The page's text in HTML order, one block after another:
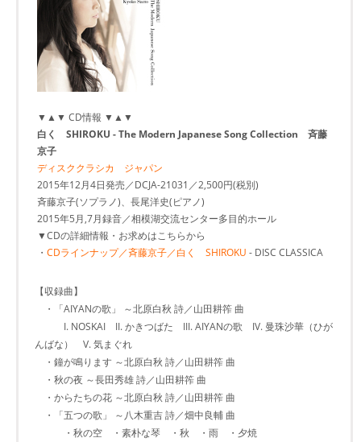
▼▲▼ CD情報 ▼▲▼
白く SHIROKU - The Modern Japanese Song Collection 斉藤
京子
ディスククラシカ ジャパン
2015年12月4日発売／DCJA-21031／2,500円(税別)
斉藤京子(ソプラノ)、長尾洋史(ピアノ)
2015年5月,7月録音／相模湖交流センター多目的ホール
▼CDの詳細情報・お求めはこちらから
・ CDラインナップ／斉藤京子／白く SHIROKU - DISC CLASSICA
【収録曲】
・「AIYANの歌」 ～北原白秋 詩／山田耕筰 曲
I. NOSKAI II. かきつばた III. AIYANの歌 IV. 曼珠沙華（ひが
んばな） V. 気まぐれ
・鐘が鳴ります ～北原白秋 詩／山田耕筰 曲
・秋の夜 ～長田秀雄 詩／山田耕筰 曲
・からたちの花 ～北原白秋 詩／山田耕筰 曲
・「五つの歌」 ～八木重吉 詩／畑中良輔 曲
・秋の空 ・素朴な琴 ・秋 ・雨 ・夕焼